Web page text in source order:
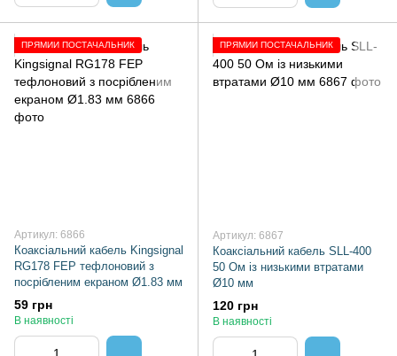
ПРЯМИЙ ПОСТАЧАЛЬНИК
Артикул: 6866
Коаксіальний кабель Kingsignal
RG178 FEP тефлоновий з
посрібленим екраном Ø1.83 мм
59 грн
В наявності
ПРЯМИЙ ПОСТАЧАЛЬНИК
Артикул: 6867
Коаксіальний кабель SLL-400
50 Ом із низькими втратами
Ø10 мм
120 грн
В наявності